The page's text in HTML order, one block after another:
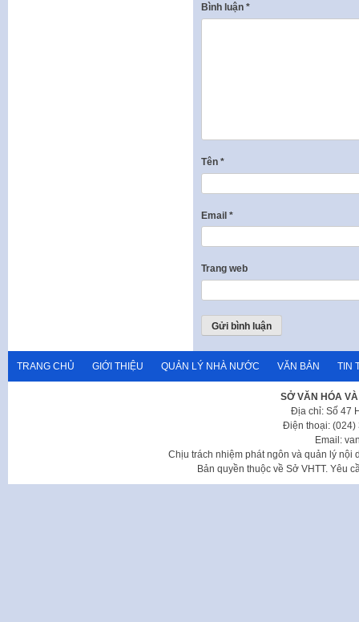
Bình luận *
Tên *
Email *
Trang web
TRANG CHỦ GIỚI THIỆU QUẢN LÝ NHÀ NƯỚC VĂN BẢN TIN
SỞ VĂN HÓA
Địa chỉ: Số 47
Điện thoại: (024)
Email:
Chịu trách nhiệm phát ngôn và quản lý nội
Bản quyền thuộc về Sở VHTT. Yêu